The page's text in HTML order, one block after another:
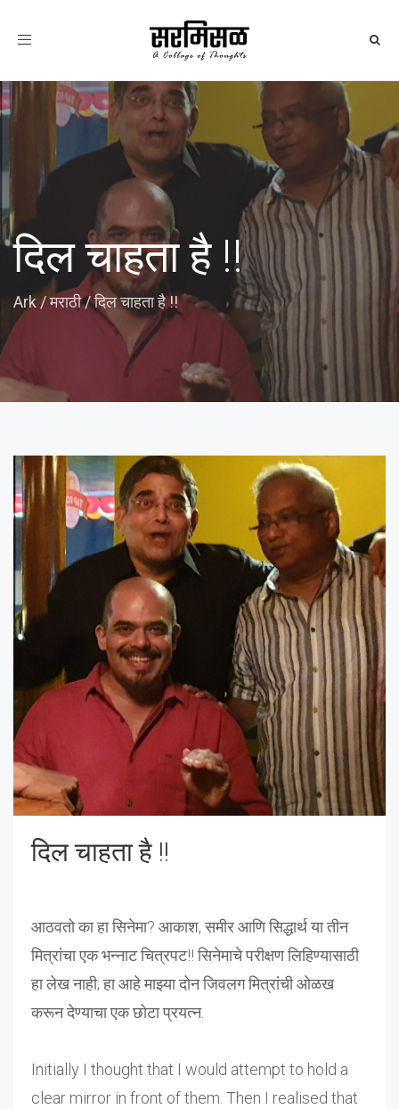
Toggle
दिल चाहता है !!
Ark/मराठी/दिल चाहता है !!
दिल चाहता है !!
आठवतो का हा सिनेमा? आकाश, समीर आणि सिद्धार्थ या तीन
मित्रांचा एक भन्नाट चित्रपट!! सिनेमाचे परीक्षण लिहिण्यासाठी
हा लेख नाही; हा आहे माझ्या दोन जिवलग मित्रांची ओळख
करून देण्याचा एक छोटा प्रयत्न.
Initially I thought that I would attempt to hold a
clear mirror in front of them. Then I realised that